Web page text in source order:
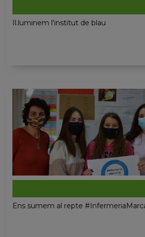
Il.luminem l'institut de blau
Ens sumem al repte